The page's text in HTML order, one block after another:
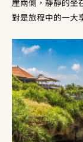
崖兩側，靜靜的坐
對是旅程中的一大